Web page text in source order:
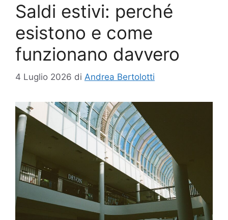
Saldi estivi: perché
esistono e come
funzionano davvero
4 Luglio 2026 di Andrea Bertolotti